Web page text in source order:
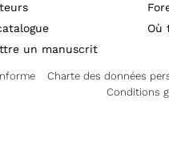
un manuscrit
Où
Charte des données
Conditions